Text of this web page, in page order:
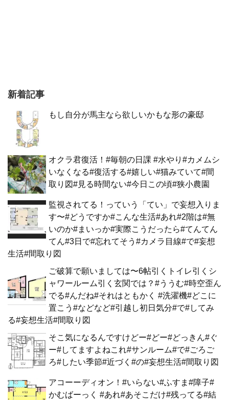
新着記事
もし自分が馬主なら欲しいかもな形の豪邸
オクラ君復活！#毎朝の日課 #水やり#カメムシ
いなくなる#復活する#嬉しい#猫みていて#間
取り図#見る時間ない#今日この頃#狭小農園
監視されてる！っていう「てい」で妄想入りま
す〜#どうですか#こんな生活#あれ#2階は#無
いのか#まいっか#実際こうだったら#てんてん
てん#3日で#忘れてそう#カメラ目線#で#妄想
生活#間取り図
ご破算で願いましては〜6帖引くトイレ引くシ
ャワールーム引く玄関では？#ううむ#時空歪ん
でる#んだね#それはともかく #洗濯機#どこに
置こう#などなど#引越し初日気分#で#してみ
る#妄想生活#間取り図
そこ気になるんですけどー#どー#どっきん#ぐ
ー#してますよねこれ#サンルーム#で#ごろご
ろ#したい季節#近づく#の#妄想生活#間取り図
アコーーディオン！#いらない#ふすま#障子#
かむばーっく #あれ#あそこだけ#残ってる#結